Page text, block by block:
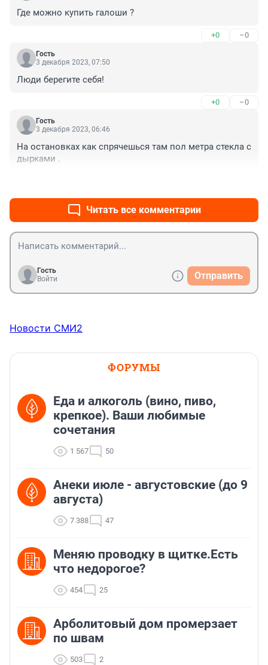
Где можно купить галоши ?
+0 –0
Гость
3 декабря 2023, 07:50
Люди берегите себя!
+0 –0
Гость
3 декабря 2023, 06:46
На остановках как спрячешься там пол метра стекла с
дырками .
Читать все комментарии
Гость
Войти
Отправить
Новости СМИ2
ФОРУМЫ
Еда и алкоголь (вино, пиво,
крепкое). Ваши любимые
сочетания
1 567 50
Анеки июле - августовские (до 9
августа)
7 388 47
Меняю проводку в щитке.Есть
что недорогое?
454 25
Арболитовый дом промерзает
по швам
503 2